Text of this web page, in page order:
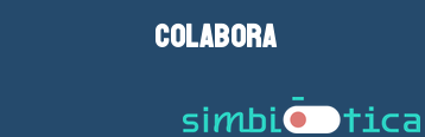
Colabora